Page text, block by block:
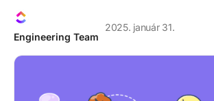
Engineering Team
2025. január 31.